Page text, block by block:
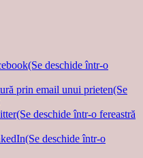
deschide într-o
prin email unui prieten(Se
deschide într-o fereastră
deschide într-o